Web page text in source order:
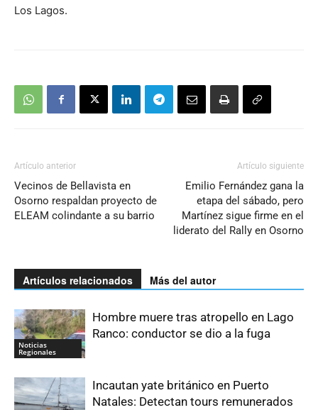
Los Lagos.
Artículo anterior
Vecinos de Bellavista en
Osorno respaldan proyecto de
ELEAM colindante a su barrio
Artículo siguiente
Emilio Fernández gana la
etapa del sábado, pero
Martínez sigue firme en el
liderato del Rally en Osorno
Artículos relacionados Más del autor
Noticias
Regionales
Hombre muere tras atropello en Lago
Ranco: conductor se dio a la fuga
Incautan yate británico en Puerto
Natales: Detectan tours remunerados